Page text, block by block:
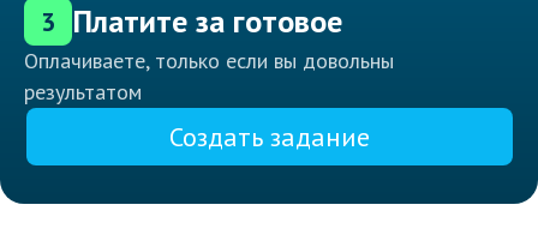
3 Платите за готовое
Оплачиваете, только если вы довольны
результатом
Создать задание